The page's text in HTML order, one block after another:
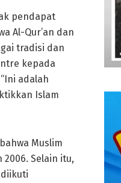
pendapat
Al-Qur’an dan
tradisi dan
kepada
adalah
Islam
Muslim
Selain itu,
diikuti